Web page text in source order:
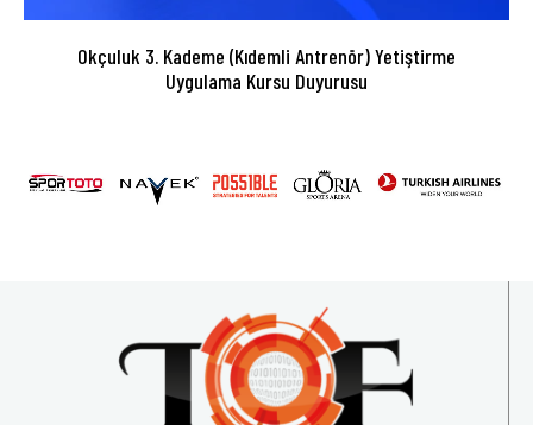
Okçuluk 3. Kademe (Kıdemli Antrenör) Yetiştirme
Uygulama Kursu Duyurusu